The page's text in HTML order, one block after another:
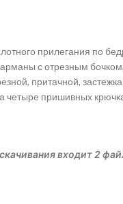
прилегания по
с отрезным
притачной,
четыре пришивных
входит 2